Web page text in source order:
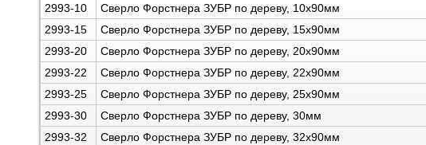
2993-10 Сверло Форстнера ЗУБР по дереву, 10x90мм
2993-15
Сверло Форстнера ЗУБР по дереву, 15x90мм
2993-20
Сверло Форстнера ЗУБР по дереву, 20x90мм
2993-22
Сверло Форстнера ЗУБР по дереву, 22x90мм
2993-25
Сверло Форстнера ЗУБР по дереву, 25x90мм
2993-30
Сверло Форстнера ЗУБР по дереву, 30мм
2993-32
Сверло Форстнера ЗУБР по дереву, 32x90мм